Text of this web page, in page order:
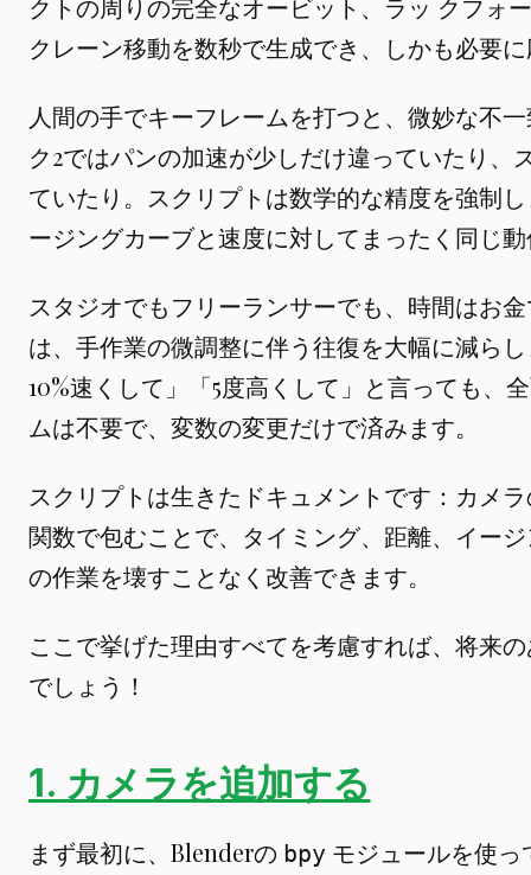
クレーン移動を数秒で生成でき、しかも必要
人間の手でキーフレームを打つと、微妙な不
ク2ではパンの加速が少しだけ違っていたり、
ていたり。スクリプトは数学的な精度を強制
ージングカーブと速度に対してまったく同じ
スタジオでもフリーランサーでも、時間はお
は、手作業の微調整に伴う往復を大幅に減ら
10%速くして」「5度高くして」と言っても、
ムは不要で、変数の変更だけで済みます。
スクリプトは生きたドキュメントです：カメ
関数で包むことで、タイミング、距離、イー
の作業を壊すことなく改善できます。
ここで挙げた理由すべてを考慮すれば、将来
でしょう！
1. カメラを追加する
まず最初に、Blenderの bpy モジュールを使